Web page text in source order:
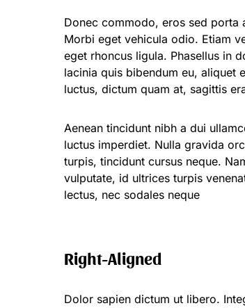
Donec commodo, eros sed porta
Morbi eget vehicula odio. Etiam
eget rhoncus ligula. Phasellus in
lacinia quis bibendum eu, aliquet
luctus, dictum quam at, sagittis
Aenean tincidunt nibh a dui
luctus imperdiet. Nulla gravida
turpis, tincidunt cursus neque.
vulputate, id ultrices turpis
lectus, nec sodales neque
Right-Aligned
Dolor sapien dictum ut libero.